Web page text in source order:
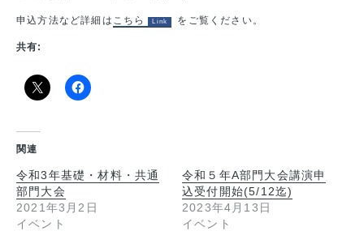
申込方法など詳細は こちら をご覧ください。
共有:
関連
令和3年基礎・材料・共通
部門大会
2021年3月2日
イベント
令和５年A部門大会講演申
込受付開始(5/12迄)
2023年4月13日
イベント